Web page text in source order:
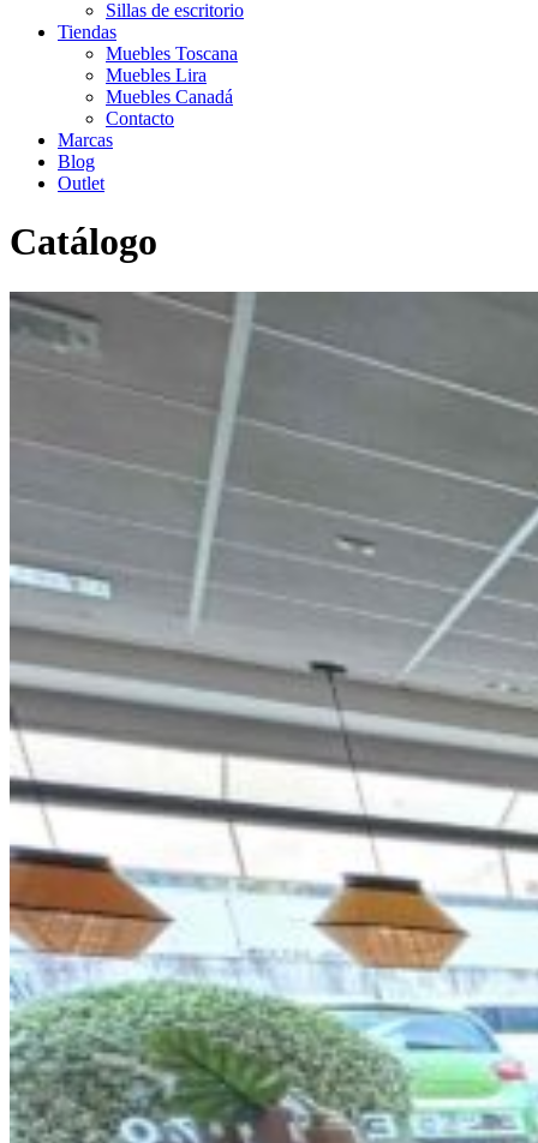
Sillas de escritorio
Tiendas
Muebles Toscana
Muebles Lira
Muebles Canadá
Contacto
Marcas
Blog
Outlet
Catálogo
Inicio> Catálogo>Outlet